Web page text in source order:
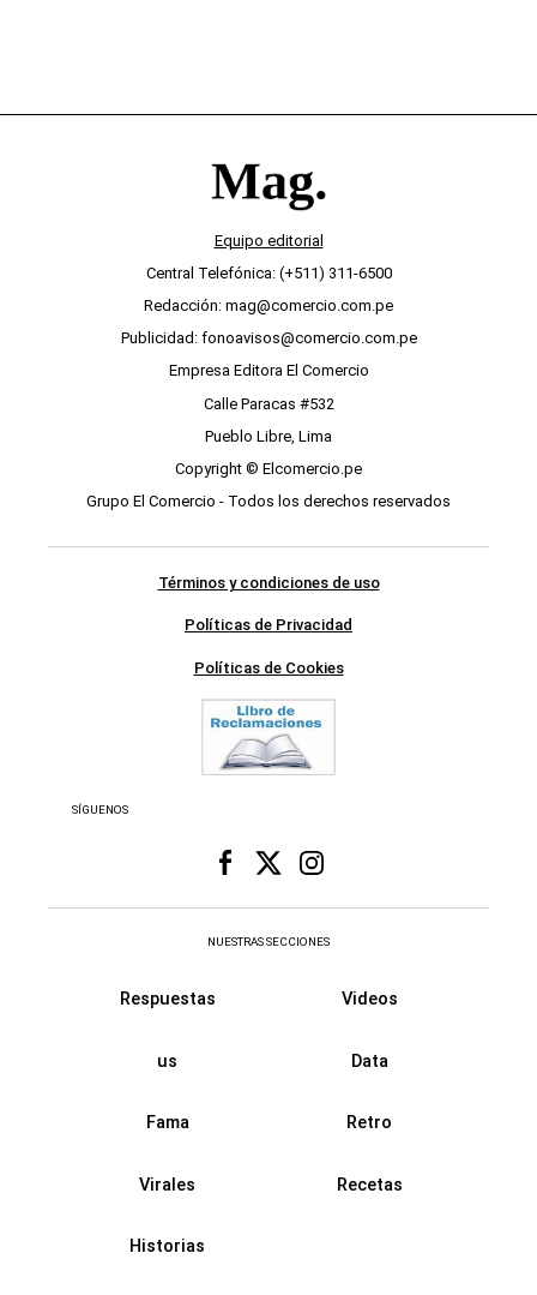
Equipo editorial
Central Telefónica: (+511) 311-6500
Redacción: mag@comercio.com.pe
Publicidad: fonoavisos@comercio.com.pe
Empresa Editora El Comercio
Calle Paracas #532
Pueblo Libre, Lima
Copyright © Elcomercio.pe
Grupo El Comercio - Todos los derechos reservados
Términos y condiciones de uso
Políticas de Privacidad
Políticas de Cookies
SÍGUENOS
NUESTRAS SECCIONES
Respuestas Videos
us Data
Fama Retro
Virales Recetas
Historias